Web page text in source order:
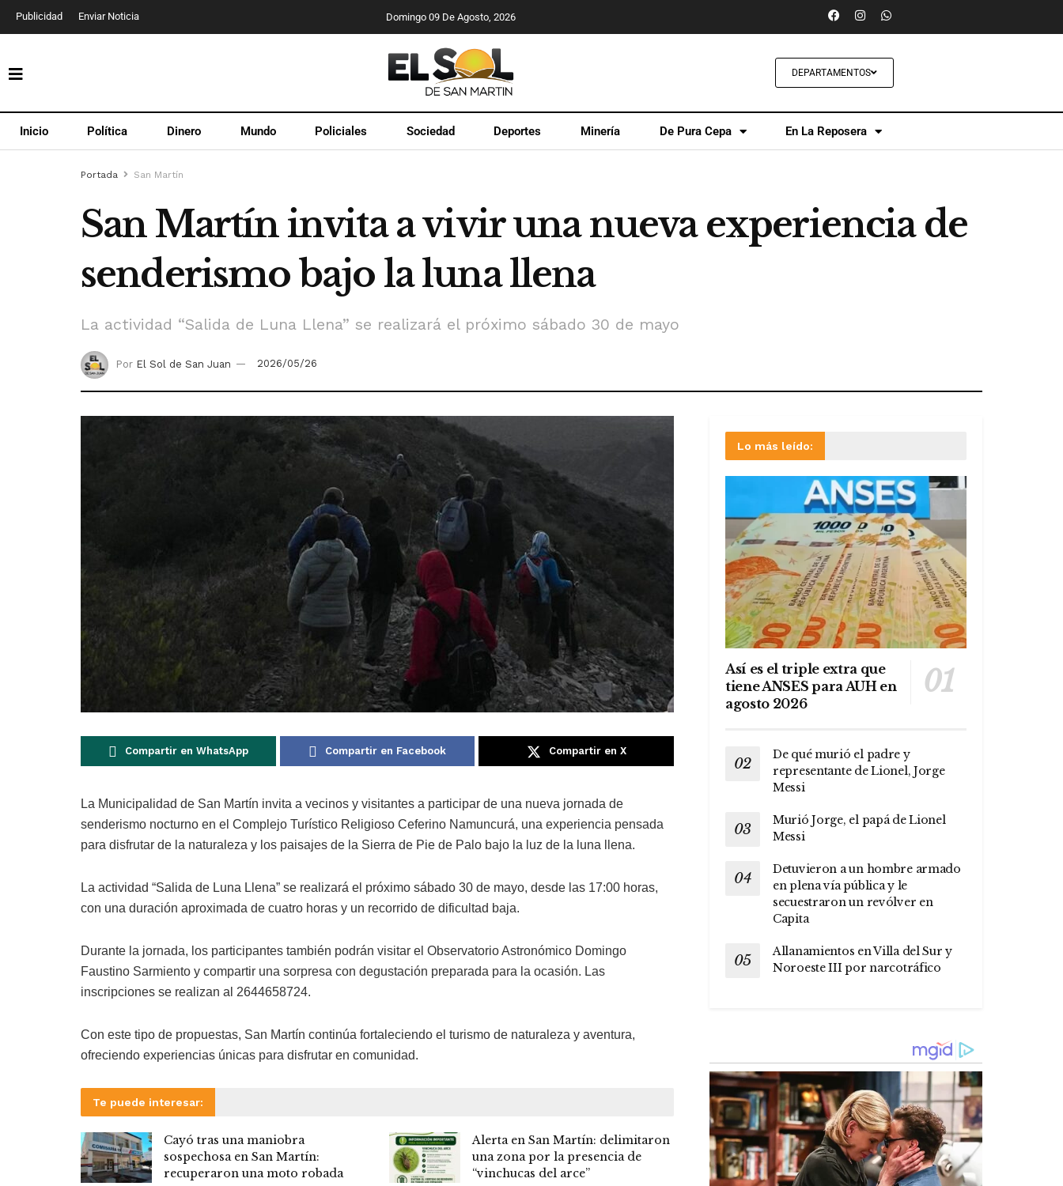
Publicidad Enviar Noticia Domingo 09 De Agosto, 2026
DEPARTAMENTOS
Inicio Política Dinero Mundo Policiales Sociedad Deportes Minería De Pura Cepa En La Reposera
Portada San Martín
San Martín invita a vivir una nueva experiencia de
senderismo bajo la luna llena
La actividad “Salida de Luna Llena” se realizará el próximo sábado 30 de mayo
Por El Sol de San Juan 2026/05/26
Compartir en WhatsApp Compartir en Facebook Compartir en X
La Municipalidad de San Martín invita a vecinos y visitantes a participar de una nueva jornada de
senderismo nocturno en el Complejo Turístico Religioso Ceferino Namuncurá, una experiencia pensada
para disfrutar de la naturaleza y los paisajes de la Sierra de Pie de Palo bajo la luz de la luna llena.
La actividad “Salida de Luna Llena” se realizará el próximo sábado 30 de mayo, desde las 17:00 horas,
con una duración aproximada de cuatro horas y un recorrido de dificultad baja.
Durante la jornada, los participantes también podrán visitar el Observatorio Astronómico Domingo
Faustino Sarmiento y compartir una sorpresa con degustación preparada para la ocasión. Las
inscripciones se realizan al 2644658724.
Con este tipo de propuestas, San Martín continúa fortaleciendo el turismo de naturaleza y aventura,
ofreciendo experiencias únicas para disfrutar en comunidad.
Te puede interesar:
Cayó tras una maniobra
sospechosa en San Martín:
recuperaron una moto robada
Alerta en San Martín: delimitaron
una zona por la presencia de
“vinchucas del arce”
Lo más leído:
Así es el triple extra que
tiene ANSES para AUH en
agosto 2026
De qué murió el padre y
representante de Lionel, Jorge
Messi
Murió Jorge, el papá de Lionel
Messi
Detuvieron a un hombre armado
en plena vía pública y le
secuestraron un revólver en
Capita
Allanamientos en Villa del Sur y
Noroeste III por narcotráfico